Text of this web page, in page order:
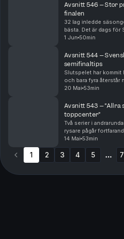
Avsnitt 546 – Stor
finalen
32 lag inledde
bästa. Det är dags för
Bjurman och Jonathan
1 Jun 50min
Avsnitt 544 –
semifinaltips
Slutspelet har kommit
och bara fyra återstår
konferensfinaler.
20 Mai 53min
Avsnitt 543 – ”Allra
toppcenter”
Två serier i
rysare pågår
analyserar varför
överlägsna hittills i
Minneso...
14 Mai 53min
1 2 3 4 5